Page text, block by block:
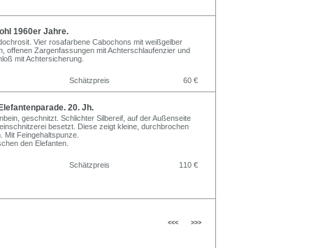
1960er Jahre.
Vier rosafarbene Cabochons mit weißgelber
offenen Zargenfassungen mit Achterschlaufenzier und
mit Achtersicherung.
Schätzpreis 60 €
20. Jh.
geschnitzt. Schlichter Silbereif, auf der Außenseite
besetzt. Diese zeigt kleine, durchbrochen
Mit Feingehaltspunze.
den Elefanten.
Schätzpreis 110 €
<<< >>>